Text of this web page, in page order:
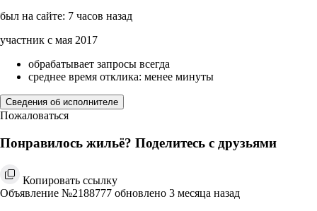
был на сайте: 7 часов назад
участник с мая 2017
обрабатывает запросы всегда
среднее время отклика: менее минуты
Сведения об исполнителе
Пожаловаться
Понравилось жильё? Поделитесь с друзьями
Копировать ссылку
Объявление №2188777 обновлено 3 месяца назад